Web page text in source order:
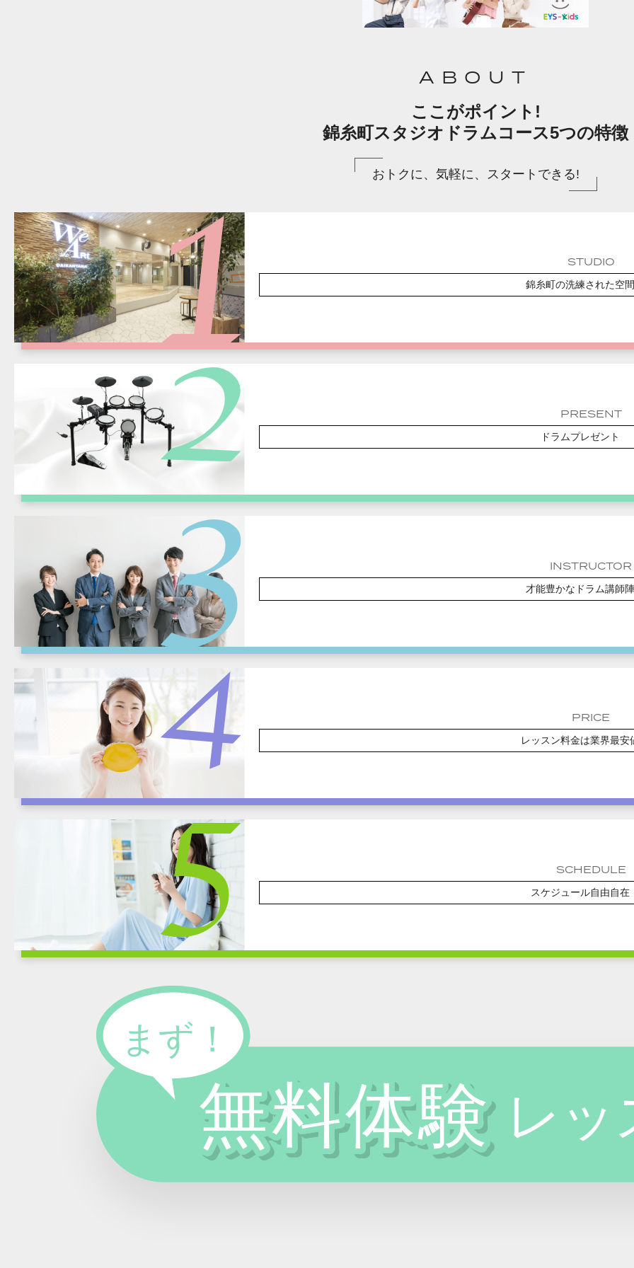
ABOUT
ここがポイント!
錦糸町スタジオドラムコース5つの特徴
おトクに、気軽に、スタートできる!
STUDIO
錦糸町の洗練された空間
PRESENT
ドラムプレゼント
INSTRUCTOR
才能豊かなドラム講師陣
PRICE
レッスン料金は業界最安
SCHEDULE
スケジュール自由自在